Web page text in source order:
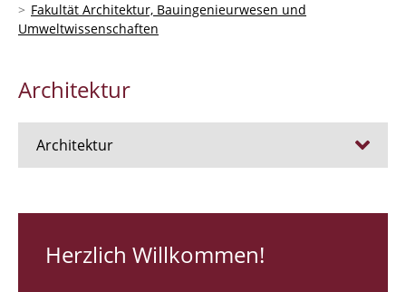
Fakultät Architektur, Bauingenieurwesen und
Umweltwissenschaften
Architektur
Architektur
RUNDGANG 26
Herzlich Willkommen!